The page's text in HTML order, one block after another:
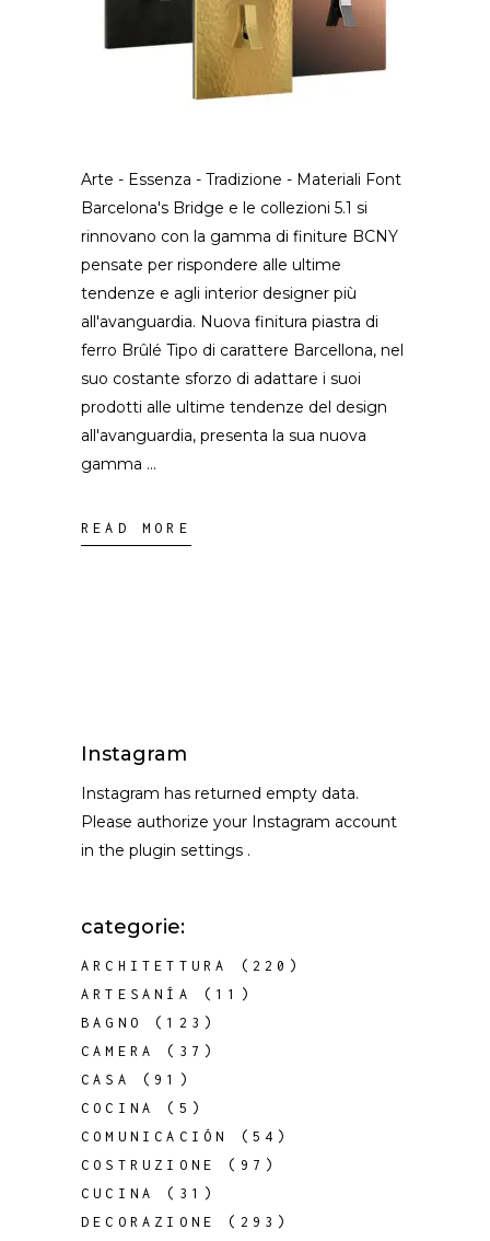
Arte - Essenza - Tradizione - Materiali Font
Barcelona's Bridge e le collezioni 5.1 si
rinnovano con la gamma di finiture BCNY
pensate per rispondere alle ultime
tendenze e agli interior designer più
all'avanguardia. Nuova finitura piastra di
ferro Brûlé Tipo di carattere Barcellona, nel
suo costante sforzo di adattare i suoi
prodotti alle ultime tendenze del design
all'avanguardia, presenta la sua nuova
gamma
READ MORE
Instagram
Instagram has returned empty data.
Please authorize your Instagram account
in the plugin settings .
categorie:
ARCHITETTURA
(220)
ARTESANÍA
(11)
BAGNO
(123)
CAMERA
(37)
CASA
(91)
COCINA
(5)
COMUNICACIÓN
(54)
COSTRUZIONE
(97)
CUCINA
(31)
DECORAZIONE
(293)